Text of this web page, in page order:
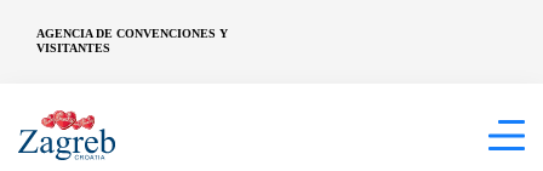
AGENCIA DE CONVENCIONES Y
VISITANTES